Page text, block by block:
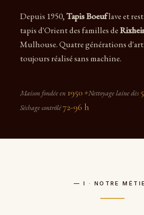
Depuis 1950,Tapis Boeuflave et
tapis d'Orient des familles de
Mulhouse. Quatre générations
toujours réalisé sans machine.
Maison fondée en 1950 ✦Nettoyage laine dès
Séchage contrôlé72-96 h
— I · NOTRE